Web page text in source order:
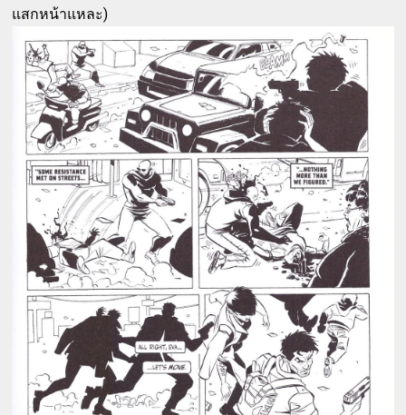
แสกหน้าแหละ)